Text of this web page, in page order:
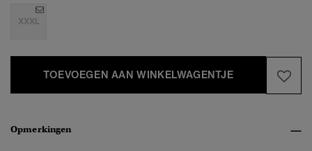
XXXL
TOEVOEGEN AAN WINKELWAGENTJE
Opmerkingen